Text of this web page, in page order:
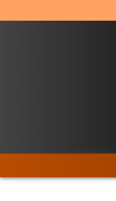
überspringen